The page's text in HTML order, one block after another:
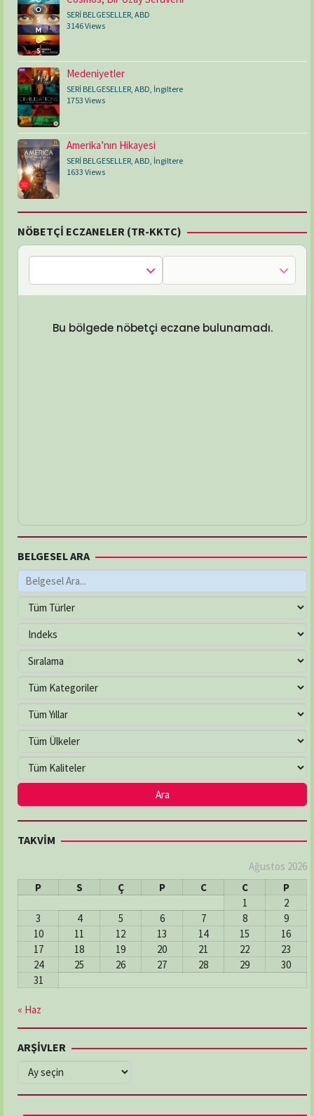
SERİ BELGESELLER ABD
3146 Views
Medeniyetler
SERİ BELGESELLER ABD İngiltere
1753 Views
Amerika’nın Hikayesi
SERİ BELGESELLER ABD İngiltere
1633 Views
NÖBETÇİ ECZANELER (TR-KKTC)
Bu bölgede nöbetçi eczane bulunamadı.
BELGESEL ARA
TAKVİM
Ağustos 2026
P
S Ç P C C
P
1
2
3
4 5 6 7 8
9
10
11 12 13 14 15
16
17
18 19 20 21 22
23
24
25 26 27 28 29
30
31
« Haz
ARŞİVLER
ARŞİVLER